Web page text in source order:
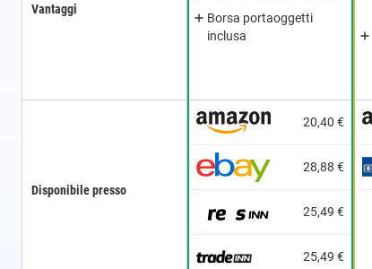
Disponibile presso
Vantaggi
20,40 €
28,88 €
25,49 €
25,49 €
Borsa portaoggetti
inclusa